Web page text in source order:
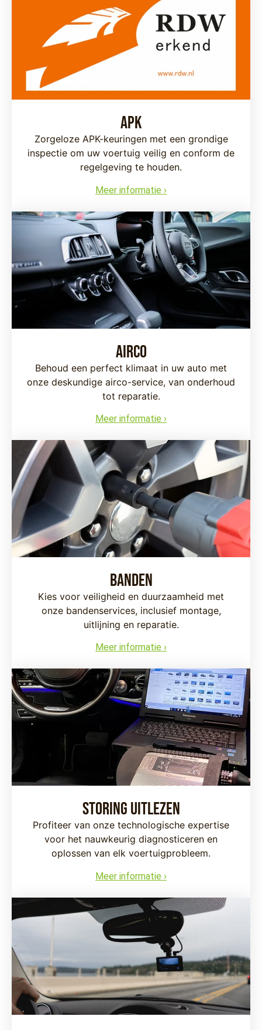
APK
Zorgeloze APK-keuringen met een grondige
inspectie om uw voertuig veilig en conform de
regelgeving te houden.
Meer informatie ›
Airco
Behoud een perfect klimaat in uw auto met
onze deskundige airco-service, van onderhoud
tot reparatie.
Meer informatie ›
Banden
Kies voor veiligheid en duurzaamheid met
onze bandenservices, inclusief montage,
uitlijning en reparatie.
Meer informatie ›
Storing uitlezen
Profiteer van onze technologische expertise
voor het nauwkeurig diagnosticeren en
oplossen van elk voertuigprobleem.
Meer informatie ›